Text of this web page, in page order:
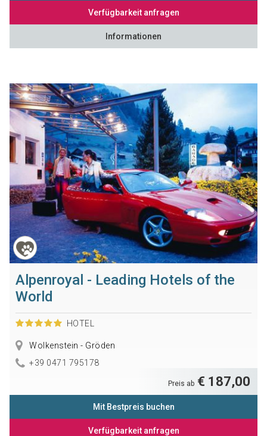
Verfügbarkeit anfragen
Informationen
Alpenroyal - Leading Hotels of the
World
HOTEL
Wolkenstein - Gröden
+39 0471 795178
Preis ab € 187,00
Mit Bestpreis buchen
Verfügbarkeit anfragen